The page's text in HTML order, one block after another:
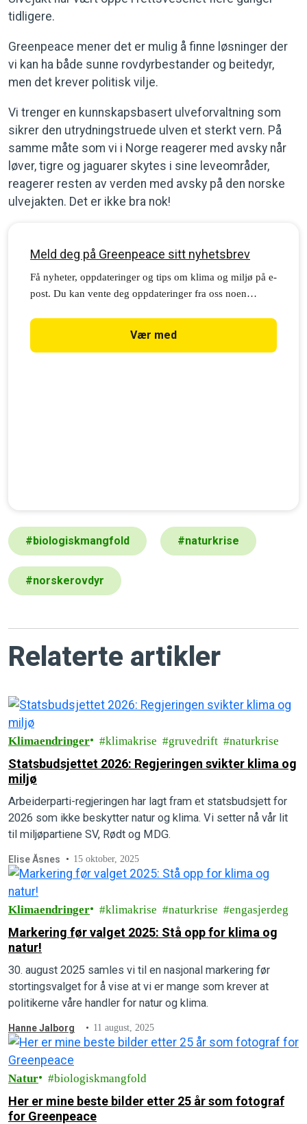
tidligere.
Greenpeace mener det er mulig å finne løsninger der
vi kan ha både sunne rovdyrbestander og beitedyr,
men det krever politisk vilje.
Vi trenger en kunnskapsbasert ulveforvaltning som
sikrer den utrydningstruede ulven et sterkt vern. På
samme måte som vi i Norge reagerer med avsky når
løver, tigre og jaguarer skytes i sine leveområder,
reagerer resten av verden med avsky på den norske
ulvejakten. Det er ikke bra nok!
Meld deg på Greenpeace sitt nyhetsbrev
Få nyheter, oppdateringer og tips om klima og miljø på e-
post. Du kan vente deg oppdateringer fra oss noen
Vær med
#biologiskmangfold #naturkrise
#norskerovdyr
Relaterte artikler
Klimaendringer klimakrise gruvedrift naturkrise
Statsbudsjettet 2026: Regjeringen svikter klima og
miljø
Arbeiderparti-regjeringen har lagt fram et statsbudsjett for
2026 som ikke beskytter natur og klima. Vi setter nå vår lit
til miljøpartiene SV, Rødt og MDG.
Elise Åsnes 15 oktober, 2025
Klimaendringer klimakrise naturkrise engasjerdeg
Markering før valget 2025: Stå opp for klima og
natur!
30. august 2025 samles vi til en nasjonal markering før
stortingsvalget for å vise at vi er mange som krever at
politikerne våre handler for natur og klima.
Hanne Jalborg 11 august, 2025
Natur biologiskmangfold
Her er mine beste bilder etter 25 år som fotograf
for Greenpeace